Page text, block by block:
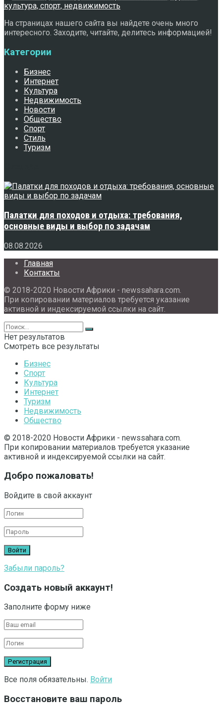
На страницах нашего сайта вы найдете очень много
интересного. Заходите, читайте, делитесь информацией!
Категории
Бизнес
Интернет
Культура
Недвижимость
Новости
Общество
Спорт
Стиль
Туризм
Палатки для походов и отдыха: требования,
основные виды и выбор по задачам
08.08.2026
Главная
Контакты
© 2018-2020 Новости Африки - newssahara.com.
При копировании материалов требуется указание
активной и индексируемой ссылки на сайт.
Нет результатов
Смотреть все результаты
Бизнес
Спорт
Культура
Интернет
Туризм
Недвижимость
Общество
© 2018-2020 Новости Африки - newssahara.com.
При копировании материалов требуется указание
активной и индексируемой ссылки на сайт.
Добро пожаловать!
Войдите в свой аккаунт
Забыли пароль?
Создать новый аккаунт!
Заполните форму ниже
Все поля обязательны. Войти
Восстановите ваш пароль